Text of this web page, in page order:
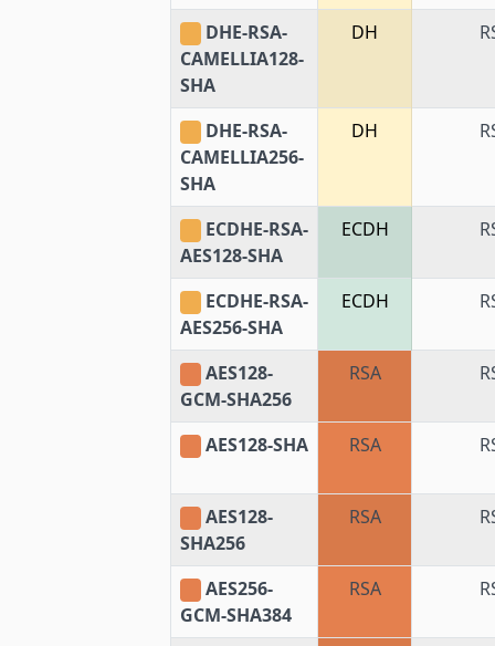
DHE-RSA-
CAMELLIA128-
SHA
DH
DHE-RSA-
CAMELLIA256-
SHA
DH
ECDHE-RSA-
AES128-SHA
ECDH
ECDHE-RSA-
AES256-SHA
ECDH
AES128-
GCM-SHA256
RSA
AES128-SHA RSA
AES128-
SHA256
RSA
AES256-
GCM-SHA384
RSA